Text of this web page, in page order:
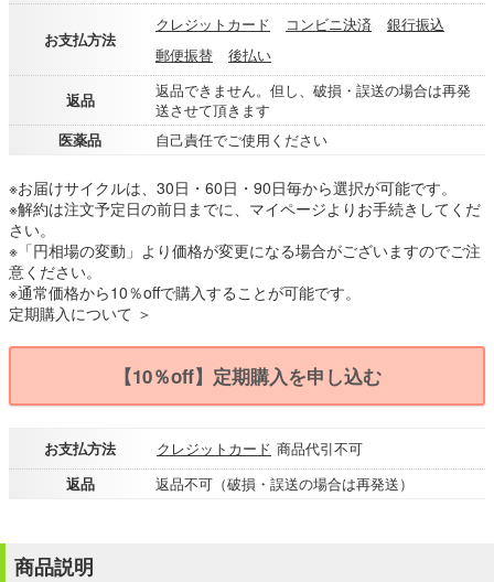
お支払方法
クレジットカード コンビニ決済
銀行振込
郵便振替
後払い
返品
返品できません。但し、破損・誤送の場合は再発
送させて頂きます
医薬品
自己責任でご使用ください
※お届けサイクルは、30日・60日・90日毎から選択が可能です。
※解約は注文予定日の前日までに、マイページよりお手続きしてくだ
さい。
※「円相場の変動」より価格が変更になる場合がございますのでご注
意ください。
※通常価格から10％offで購入することが可能です。
定期購入について ＞
【10％off】定期購入を申し込む
お支払方法 クレジットカード 商品代引不可
返品
返品不可（破損・誤送の場合は再発送）
商品説明